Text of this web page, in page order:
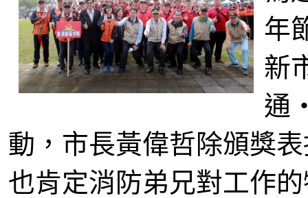
年
新
通
動，市長黃偉哲除頒獎
也肯定消防弟兄對工作